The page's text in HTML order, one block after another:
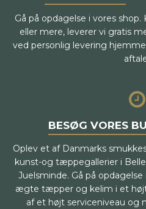
Gå på opdagelse i vores shop.
eller mere, leverer vi gratis
ved personlig levering
BESØG VORES
Oplev et af Danmarks
kunst-og tæppegallerier i
Juelsminde. Gå på
ægte tæpper og kelim i et
af et højt serviceniveau og